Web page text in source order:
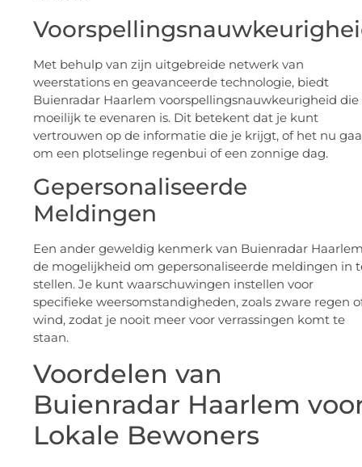
Met behulp van zijn uitgebreide netwerk van
weerstations en geavanceerde technologie, biedt
Buienradar Haarlem voorspellingsnauwkeurigheid die
moeilijk te evenaren is. Dit betekent dat je kunt
vertrouwen op de informatie die je krijgt, of het nu
om een plotselinge regenbui of een zonnige dag.
Gepersonaliseerde
Meldingen
Een ander geweldig kenmerk van Buienradar
de mogelijkheid om gepersonaliseerde meldingen in
stellen. Je kunt waarschuwingen instellen voor
specifieke weersomstandigheden, zoals zware regen
wind, zodat je nooit meer voor verrassingen komt te
staan.
Voordelen van
Buienradar Haarlem
Lokale Bewoners